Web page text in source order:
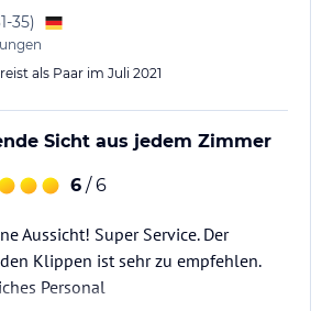
35)
als Paar im Juli 2021
Sicht aus jedem Zimmer
6 / 6
Aussicht! Super Service. Der
Klippen ist sehr zu empfehlen.
Personal